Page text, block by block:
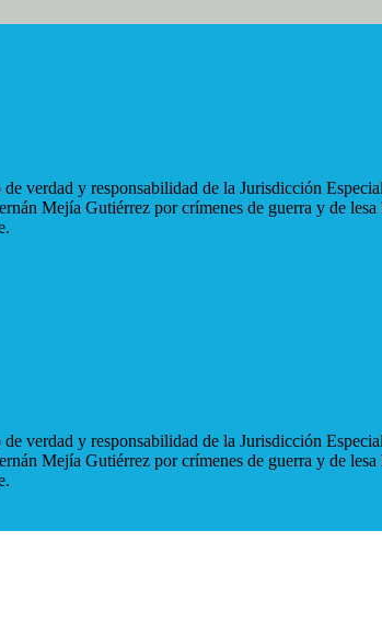
verdad y responsabilidad de la Jurisdicción
Mejía Gutiérrez por crímenes de guerra y de
verdad y responsabilidad de la Jurisdicción
Mejía Gutiérrez por crímenes de guerra y de